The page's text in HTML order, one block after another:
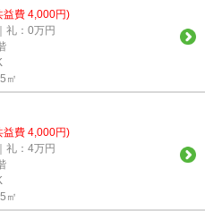
益費 4,000円)
礼：0万円
㎡
益費 4,000円)
礼：4万円
㎡